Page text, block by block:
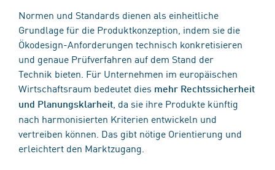
Normen und Standards dienen als einheitliche
Grundlage für die Produktkonzeption, indem sie die
Ökodesign-Anforderungen technisch konkretisieren
und genaue Prüfverfahren auf dem Stand der
Technik bieten. Für Unternehmen im europäischen
Wirtschaftsraum bedeutet dies mehr Rechtssicherheit
und Planungsklarheit , da sie ihre Produkte künftig
nach harmonisierten Kriterien entwickeln und
vertreiben können. Das gibt nötige Orientierung und
erleichtert den Marktzugang.